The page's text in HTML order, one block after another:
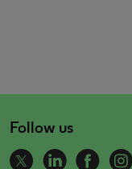
Follow us